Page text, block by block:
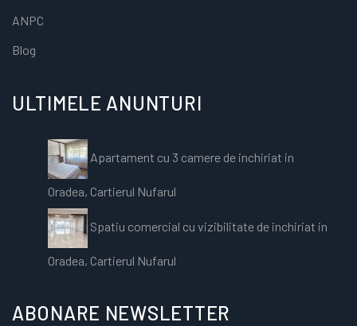
ANPC
Blog
ULTIMELE ANUNTURI
Apartament cu 3 camere de inchiriat in
Oradea, Cartierul Nufarul
Spatiu comercial cu vizibilitate de inchiriat in
Oradea, Cartierul Nufarul
ABONARE NEWSLETTER